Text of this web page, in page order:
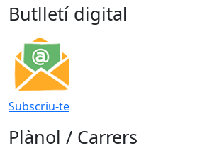
Butlletí digital
Subscriu-te
Plànol / Carrers